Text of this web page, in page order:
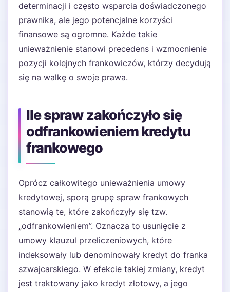
determinacji i często wsparcia doświadczonego
prawnika, ale jego potencjalne korzyści
finansowe są ogromne. Każde takie
unieważnienie stanowi precedens i wzmocnienie
pozycji kolejnych frankowiczów, którzy decydują
się na walkę o swoje prawa.
Ile spraw zakończyło się
odfrankowieniem kredytu
frankowego
Oprócz całkowitego unieważnienia umowy
kredytowej, sporą grupę spraw frankowych
stanowią te, które zakończyły się tzw.
„odfrankowieniem”. Oznacza to usunięcie z
umowy klauzul przeliczeniowych, które
indeksowały lub denominowały kredyt do franka
szwajcarskiego. W efekcie takiej zmiany, kredyt
jest traktowany jako kredyt złotowy, a jego